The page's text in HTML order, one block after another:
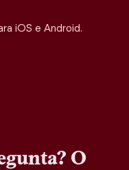
iOS e Android.
O